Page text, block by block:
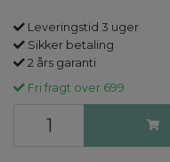
Leveringstid 3 uger
Sikker betaling
2 års garanti
Fri fragt over 699